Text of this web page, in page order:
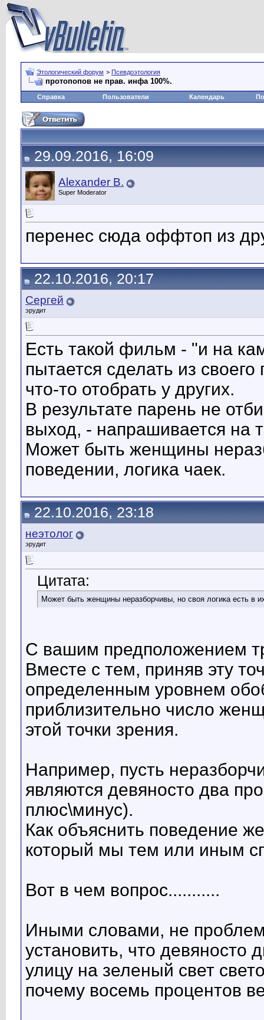
Этологический форум > Псевдоэтология
протопопов не прав. инфа 100%.
Справка Пользователи Календарь
29.09.2016, 16:09
Alexander B.
Super Moderator
перенес сюда оффтоп из
22.10.2016, 20:17
Сергей
эрудит
Есть такой фильм - "и на
пытается сделать из
что-то отобрать у других.
В результате парень не
выход, - напрашивается на
Может быть женщины
поведении, логика чаек.
22.10.2016, 23:18
неэтолог
эрудит
Цитата:
Может быть женщины неразборчивы, но своя логика есть в
С вашим предположением
Вместе с тем, приняв эту
определенным уровнем
приблизительно число
этой точки зрения.
Например, пусть
являются девяносто два
плюс\минус).
Как объяснить поведение
который мы тем или иным
Вот в чем вопрос...........
Иными словами, не
установить, что девяносто
улицу на зеленый свет
почему восемь процентов